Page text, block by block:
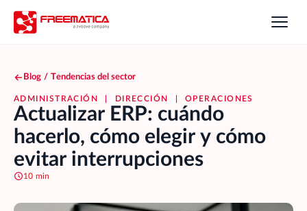
Blog / Tendencias del sector
ADMINISTRACIÓN DIRECCIÓN OPERACIONES
Actualizar ERP: cuándo
hacerlo, cómo elegir y cómo
evitar interrupciones
10 min